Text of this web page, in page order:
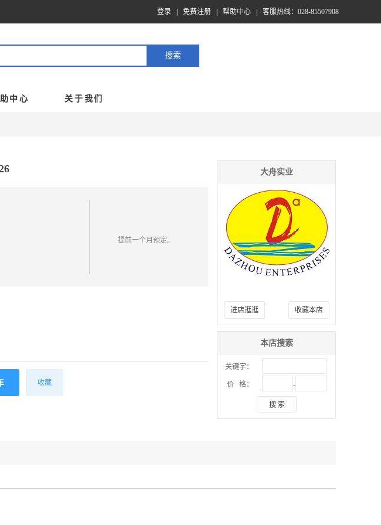
登录 免费注册 帮助中心 客服热线：028-85507908
中心 关于我们
提前一个月预定。
收藏
大舟实业
进店逛逛 收藏本店
本店搜索
关键字：
价 格： -
搜 索